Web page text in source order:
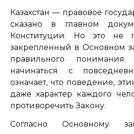
Казахстан — правовое
сказано в главном
Конституции. Но это не
закрепленный в Основном
правильного
начинаться с
означает, что поведение,
даже характер каждого
противоречить Закону.
Согласно Основному